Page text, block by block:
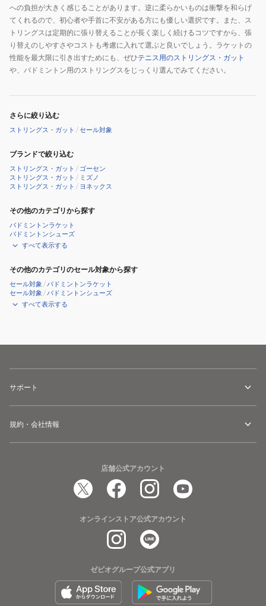
への負担が大きく感じることがあります。逆に柔らかいものは衝撃を和らげ
てくれるので、初心者や手首に不安がある方にも優しい選択です。また、ス
トリングスは定期的に張り替えることが長く楽しく続けるコツですから、張
り替えのしやすさやコストも考慮に入れて選ぶと良いでしょう。ラケットの
性能を最大限に引き出すためにも、ぜひテニス用のストリングス・ガット
や、バドミントン用のストリングスをじっくり選んでみてください。
さらに絞り込む
ストリングス・ガット /セール対象
ブランドで絞り込む
ストリングス・ガット / ゴーセン
ストリングス・ガット / ミズノ
ストリングス・ガット / ヨネックス
その他のカテゴリから探す
バドミントンラケット
バドミントンシューズ
すべて表示する
その他のカテゴリのセール対象から探す
セール対象 /バドミントンラケット
セール対象 /バドミントンシューズ
すべて表示する
サポート
規約・会社情報
店舗公式アカウント
オンラインストア公式アカウント
ゼビオグループ公式アプリ